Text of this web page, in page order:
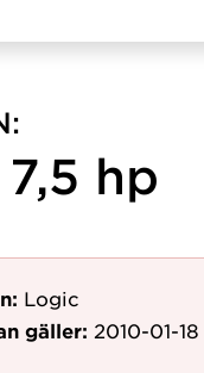
hp
Logic
gäller: 2010-01-18